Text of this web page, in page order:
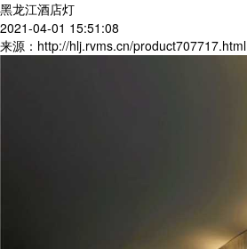
黑龙江酒店灯
2021-04-01 15:51:08
来源：http://hlj.rvms.cn/product707717.html